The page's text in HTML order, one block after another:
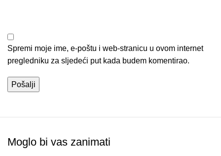
Spremi moje ime, e-poštu i web-stranicu u ovom internet
pregledniku za sljedeći put kada budem komentirao.
Moglo bi vas zanimati